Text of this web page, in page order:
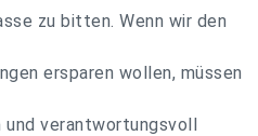
zu bitten. Wenn wir den
ersparen wollen, müssen
verantwortungsvoll